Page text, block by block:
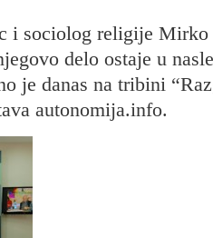
i sociolog religije
delo ostaje u
je danas na tribini
autonomija.info.